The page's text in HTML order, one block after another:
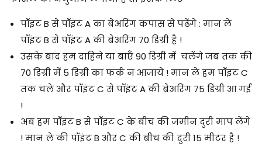
पॉइंट B से पॉइंट A का बेअरिंग कंपास से पढेंगे : मान ले
पॉइंट B से पॉइंट A की बेअरिंग 70 डिग्री है !
उसके बाद हम दाहिने या बाएँ 90 डिग्री में चलेंगे जब तक की
70 डिग्री में 5 डिग्री का फर्क न आजाये ! मान ले हम पॉइंट C
तक चले और पॉइंट C से पॉइंट A की बेअरिंग 75 डिग्री आ गई
!
अब हम पॉइंट B से पॉइंट C के बीच की जमीन दुरी माप लेंगे
! मान ले की पॉइंट B और C की बीच की दुरी 15 मीटर है !